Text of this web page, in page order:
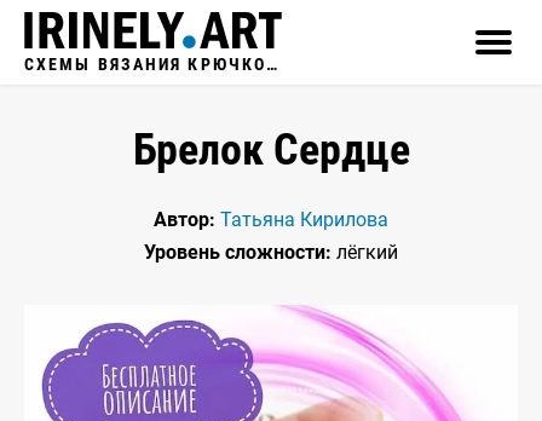
СХЕМЫ ВЯЗАНИЯ КРЮЧКОМ
Брелок Сердце
Автор: Татьяна Кирилова
Уровень сложности: лёгкий